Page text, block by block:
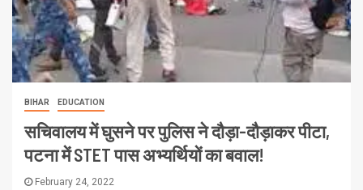
BIHAR EDUCATION
सचिवालय में घुसने पर पुलिस ने दौड़ा-दौड़ाकर पीटा,
पटना में STET पास अभ्यर्थियों का बवाल!
February 24, 2022